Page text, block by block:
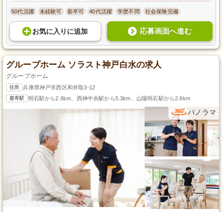
50代活躍 未経験可 新卒可 40代活躍 学歴不問 社会保険完備
お気に入り に追加 応募画面へ進む
グループホーム ソラスト神戸白水の求人
グループホーム
住所 兵庫県神戸市西区和井取3-12
最寄駅 明石駅から2.8km、西神中央駅から5.3km、山陽明石駅から2.8km
パノラマ